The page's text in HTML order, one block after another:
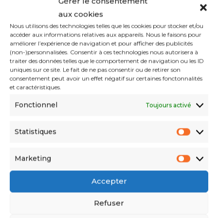
aux cookies
Nous utilisons des technologies telles que les cookies pour stocker et/ou
accéder aux informations relatives aux appareils. Nous le faisons pour
améliorer l’expérience de navigation et pour afficher des publicités
(non-)personnalisées. Consentir à ces technologies nous autorisera à
traiter des données telles que le comportement de navigation ou les ID
uniques sur ce site. Le fait de ne pas consentir ou de retirer son
consentement peut avoir un effet négatif sur certaines fonctonnalités
et caractéristiques.
Fonctionnel Toujours activé
Statistiques
Marketing
Accepter
Refuser
travaillent et qui sont en situation
régulière, ils devraient eux aussi attendre
30 mois pour pouvoir bénéficier des
mêmes aides, à l’exception de l’APL qu’ils
peuvent recevoir au bout de 3 mois de
ministre de l’Intérieur, il n’y avait aucune
référence à la création de quotas
d’étrangers qui viendraient travailler en